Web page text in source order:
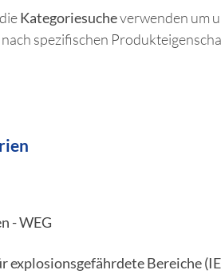
| Abgang 180V
Kategorie­sucheverwenden um
spezifischen
- WEG
explosionsgefährdete Bereiche